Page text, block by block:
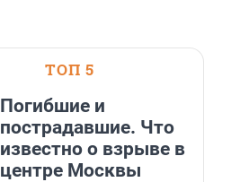
ТОП 5
Погибшие и
пострадавшие. Что
известно о взрыве в
центре Москвы